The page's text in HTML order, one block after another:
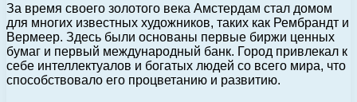
За время своего золотого века Амстердам стал домом
для многих известных художников, таких как Рембрандт и
Вермеер. Здесь были основаны первые биржи ценных
бумаг и первый международный банк. Город привлекал к
себе интеллектуалов и богатых людей со всего мира, что
способствовало его процветанию и развитию.